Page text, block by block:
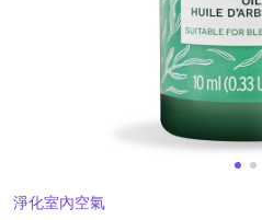
淨化室內空氣